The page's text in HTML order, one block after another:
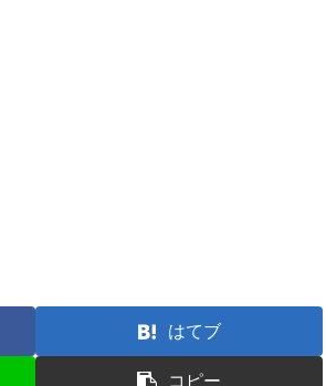
はてブ
コピー